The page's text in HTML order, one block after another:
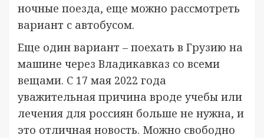
ночные поезда, еще можно рассмотреть
вариант с автобусом.
Еще один вариант – поехать в Грузию на
машине через Владикавказ со всеми
вещами. С 17 мая 2022 года
уважительная причина вроде учебы или
лечения для россиян больше не нужна, и
это отличная новость. Можно свободно